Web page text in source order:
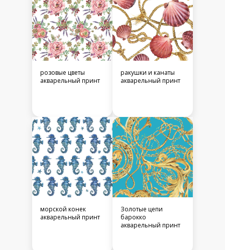
розовые цветы
акварельный принт
ракушки и канаты
акварельный принт
морской конек
акварельный принт
Золотые цепи
барокко
акварельный принт